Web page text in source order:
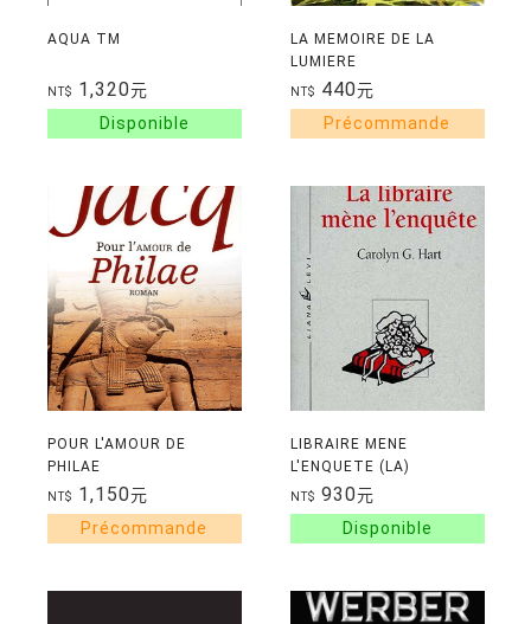
AQUA TM
NT$ 1,320元
LA MEMOIRE DE LA
LUMIERE
NT$ 440元
POUR L'AMOUR DE
PHILAE
NT$ 1,150元
LIBRAIRE MENE
L'ENQUETE (LA)
NT$ 930元